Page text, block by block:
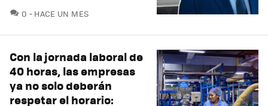
0 COMENTARIOS
HACE UN MES
Con la jornada laboral de
40 horas, las empresas
ya no solo deberán
respetar el horario: